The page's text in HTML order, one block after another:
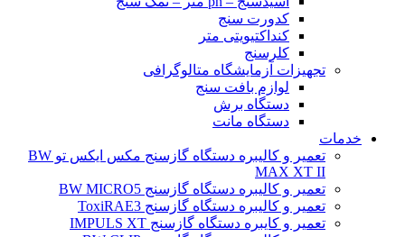
کدورت سنج
کنداکتیویتی متر
کلرسنج
تجهیزات آزمایشگاه متالوگرافی
لوازم بافت سنج
دستگاه برش
دستگاه مانت
خدمات
تعمیر و کالیبره دستگاه گازسنج مکس ایکس تو BW
MAX XT II
تعمیر و کالیبره دستگاه گازسنج BW MICRO5
تعمیر و کالیبره دستگاه گازسنج ToxiRAE3
تعمیر و کایبره دستگاه گازسنج IMPULS XT